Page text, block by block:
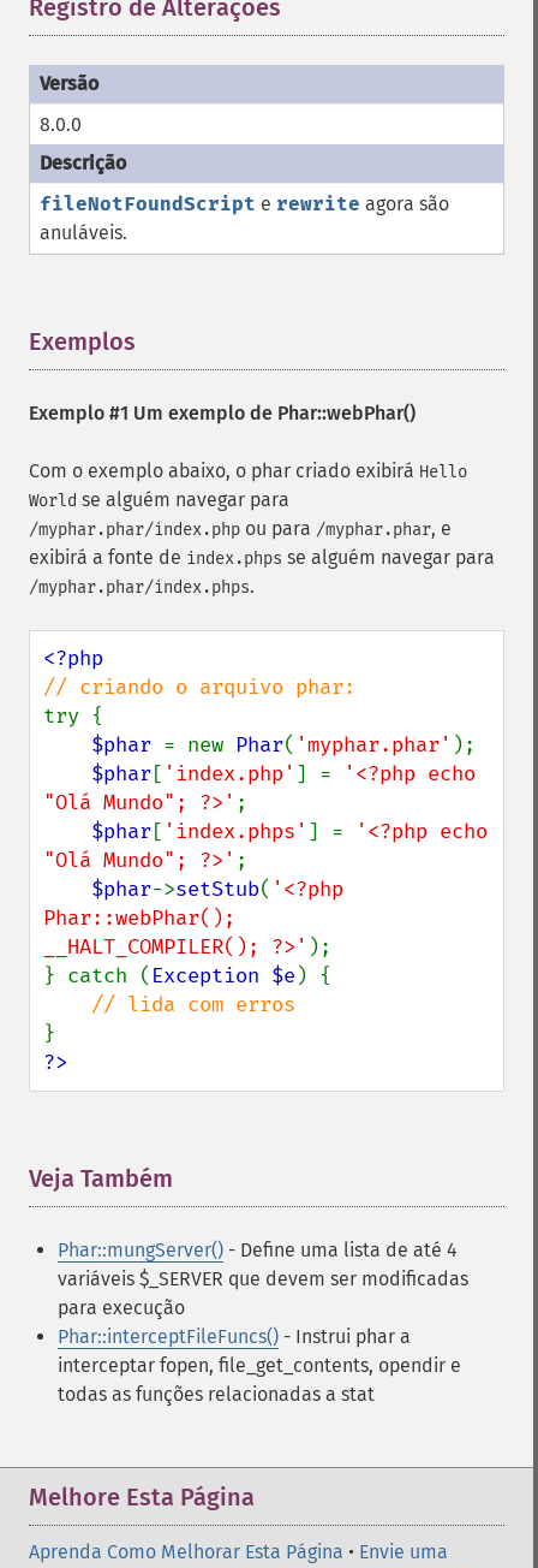
Registro de Alterações
8.0.0
fileNotFoundScript e rewrite agora são
anuláveis.
Exemplos
Exemplo #1 Um exemplo de Phar::webPhar()
Com o exemplo abaixo, o phar criado exibirá Hello
World se alguém navegar para
/myphar.phar/index.php ou para /myphar.phar, e
exibirá a fonte de index.phps se alguém navegar para
/myphar.phar/index.phps.
try {
$phar = new Phar( 'myphar.phar' );
$phar [ 'index.php' ] =
'<?php echo
"Olá Mundo"; ?>' ;
$phar [ 'index.phps' ] =
'<?php echo
"Olá Mundo"; ?>' ;
$phar->setStub( '<?php
Phar::webPhar();
__HALT_COMPILER(); ?>' );
} catch ( Exception $e ) {
?>
Veja Também
Phar::mungServer() - Define uma lista de até 4
variáveis ​​$_SERVER que devem ser modificadas
para execução
Phar::interceptFileFuncs() - Instrui phar a
interceptar fopen, file_get_contents, opendir e
todas as funções relacionadas a stat
Melhore Esta Página
Aprenda Como Melhorar Esta Página • Envie uma